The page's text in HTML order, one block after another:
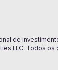
de
LLC. Todos os